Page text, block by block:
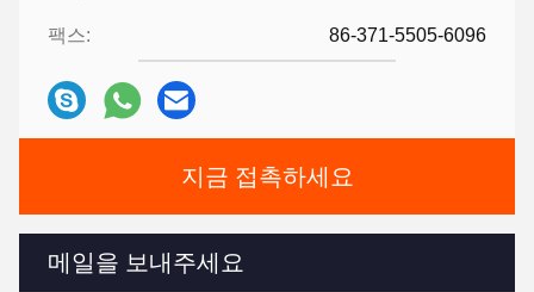
팩스: 86-371-5505-6096
지금 접촉하세요
메일을 보내주세요